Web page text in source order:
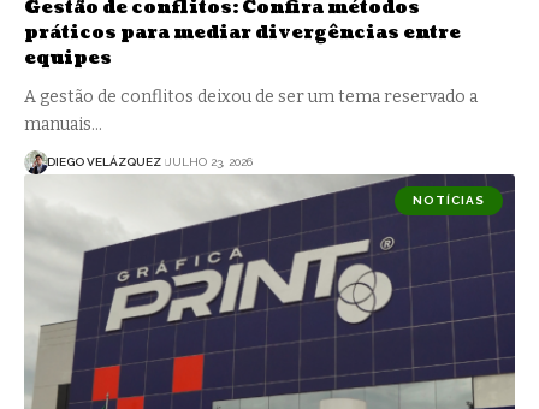
Gestão de conflitos: Confira métodos
práticos para mediar divergências entre
equipes
A gestão de conflitos deixou de ser um tema reservado a
manuais…
DIEGO VELÁZQUEZ JULHO 23, 2026
NOTÍCIAS